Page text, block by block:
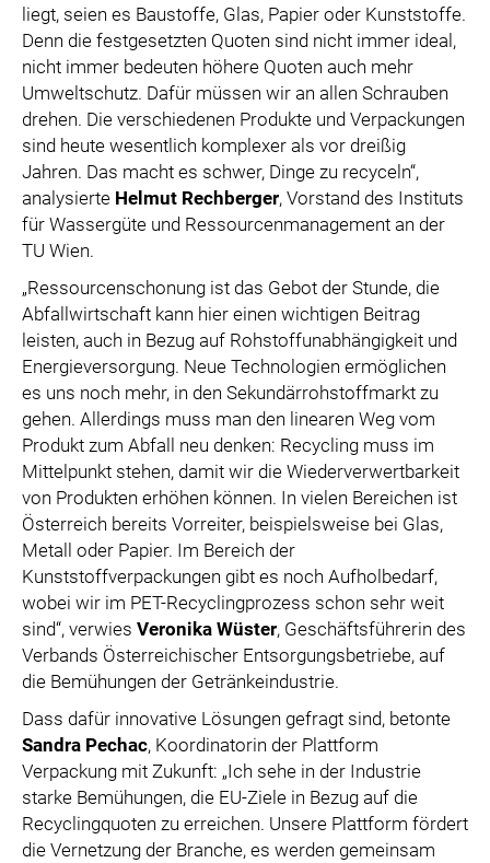
liegt, seien es Baustoffe, Glas, Papier oder Kunststoffe.
Denn die festgesetzten Quoten sind nicht immer ideal,
nicht immer bedeuten höhere Quoten auch mehr
Umweltschutz. Dafür müssen wir an allen Schrauben
drehen. Die verschiedenen Produkte und Verpackungen
sind heute wesentlich komplexer als vor dreißig
Jahren. Das macht es schwer, Dinge zu recyceln“,
analysierte Helmut Rechberger, Vorstand des Instituts
für Wassergüte und Ressourcenmanagement an der
TU Wien.
„Ressourcenschonung ist das Gebot der Stunde, die
Abfallwirtschaft kann hier einen wichtigen Beitrag
leisten, auch in Bezug auf Rohstoffunabhängigkeit und
Energieversorgung. Neue Technologien ermöglichen
es uns noch mehr, in den Sekundärrohstoffmarkt zu
gehen. Allerdings muss man den linearen Weg vom
Produkt zum Abfall neu denken: Recycling muss im
Mittelpunkt stehen, damit wir die Wiederverwertbarkeit
von Produkten erhöhen können. In vielen Bereichen ist
Österreich bereits Vorreiter, beispielsweise bei Glas,
Metall oder Papier. Im Bereich der
Kunststoffverpackungen gibt es noch Aufholbedarf,
wobei wir im PET-Recyclingprozess schon sehr weit
sind“, verwies Veronika Wüster, Geschäftsführerin des
Verbands Österreichischer Entsorgungsbetriebe, auf
die Bemühungen der Getränkeindustrie.
Dass dafür innovative Lösungen gefragt sind, betonte
Sandra Pechac, Koordinatorin der Plattform
Verpackung mit Zukunft: „Ich sehe in der Industrie
starke Bemühungen, die EU-Ziele in Bezug auf die
Recyclingquoten zu erreichen. Unsere Plattform fördert
die Vernetzung der Branche, es werden gemeinsam